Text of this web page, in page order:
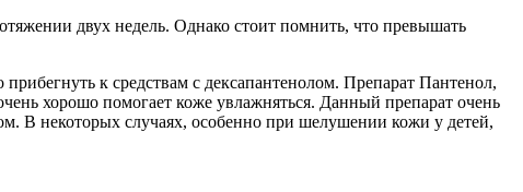
двух недель. Однако стоит помнить, что превышать
к средствам с дексапантенолом. Препарат Пантенол,
хорошо помогает коже увлажняться. Данный препарат очень
В некоторых случаях, особенно при шелушении кожи у детей,